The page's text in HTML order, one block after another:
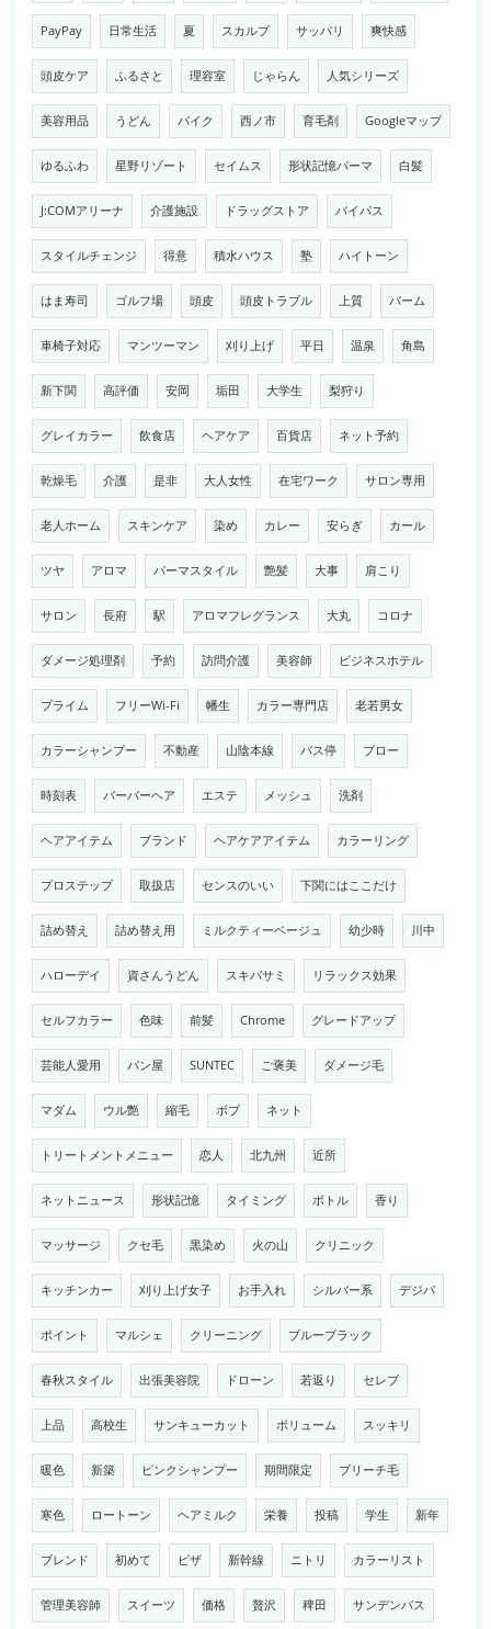
PayPay 日常生活 夏 スカルプ サッパリ 爽快感
頭皮ケア ふるさと 理容室 じゃらん 人気シリーズ
美容用品 うどん バイク 西ノ市 育毛剤 Googleマップ
ゆるふわ 星野リゾート セイムス 形状記憶パーマ 白髪
J:COMアリーナ 介護施設 ドラッグストア バイパス
スタイルチェンジ 得意 積水ハウス 塾 ハイトーン
はま寿司 ゴルフ場 頭皮 頭皮トラブル 上質 バーム
車椅子対応 マンツーマン 刈り上げ 平日 温泉 角島
新下関 高評価 安岡 垢田 大学生 梨狩り
グレイカラー 飲食店 ヘアケア 百貨店 ネット予約
乾燥毛 介護 是非 大人女性 在宅ワーク サロン専用
老人ホーム スキンケア 染め カレー 安らぎ カール
ツヤ アロマ パーマスタイル 艶髪 大事 肩こり
サロン 長府 駅 アロマフレグランス 大丸 コロナ
ダメージ処理剤 予約 訪問介護 美容師 ビジネスホテル
プライム フリーWi-Fi 幡生 カラー専門店 老若男女
カラーシャンプー 不動産 山陰本線 バス停 ブロー
時刻表 バーバーヘア エステ メッシュ 洗剤
ヘアアイテム ブランド ヘアケアアイテム カラーリング
プロステップ 取扱店 センスのいい 下関にはここだけ
詰め替え 詰め替え用 ミルクティーベージュ 幼少時 川中
ハローデイ 資さんうどん スキバサミ リラックス効果
セルフカラー 色味 前髪 Chrome グレードアップ
芸能人愛用 パン屋 SUNTEC ご褒美 ダメージ毛
マダム ウル艶 縮毛 ボブ ネット
トリートメントメニュー 恋人 北九州 近所
ネットニュース 形状記憶 タイミング ボトル 香り
マッサージ クセ毛 黒染め 火の山 クリニック
キッチンカー 刈り上げ女子 お手入れ シルバー系 デジパ
ポイント マルシェ クリーニング ブルーブラック
春秋スタイル 出張美容院 ドローン 若返り セレブ
上品 高校生 サンキューカット ボリューム スッキリ
暖色 新築 ピンクシャンプー 期間限定 ブリーチ毛
寒色 ロートーン ヘアミルク 栄養 投稿 学生 新年
ブレンド 初めて ピザ 新幹線 ニトリ カラーリスト
管理美容師 スイーツ 価格 贅沢 稗田 サンデンバス